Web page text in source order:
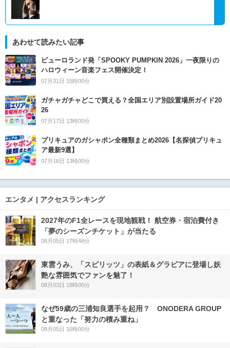
あわせて読みたい記事
ピューロランド発「SPOOKY PUMPKIN 2026」一夜限りの
ハロウィーン音楽フェス開催決定！
07月31日 15時00分
ガチャガチャどこで買える？全国エリア別設置場所ガイド20
26
07月17日 13時00分
プリキュアのガシャポン全種類まとめ2026【名探偵プリキュ
ア最新9選】
07月16日 13時00分
エンタメ | アクセスランキング
2027年のF1全レースを現地観戦！ 航空券・宿泊費付き
「夢のシーズンチケット」が当たる
08月05日 17時48分
東雲うみ、「スピリッツ」の表紙＆グラビアに登場し妖
艶な雰囲気でファンを魅了！
08月03日 18時00分
なぜ59歳の三浦知良選手を起用？ ONODERA GROUP
と重なった「努力の積み重ね」
08月05日 16時00分